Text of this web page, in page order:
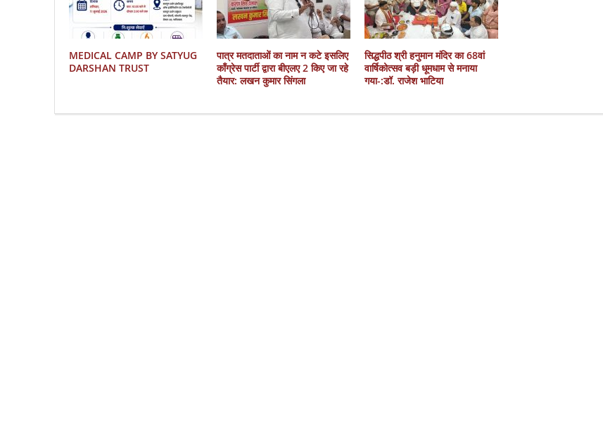
MEDICAL CAMP BY SATYUG
DARSHAN TRUST
पात्र मतदाताओं का नाम न कटे इसलिए
काँग्रेस पार्टी द्वारा बीएलए 2 किए जा रहे
तैयार: लखन कुमार सिंगला
सिद्धपीठ श्री हनुमान मंदिर का 68वां
वार्षिकोत्सव बड़ी धूमधाम से मनाया
गया-:डॉ. राजेश भाटिया